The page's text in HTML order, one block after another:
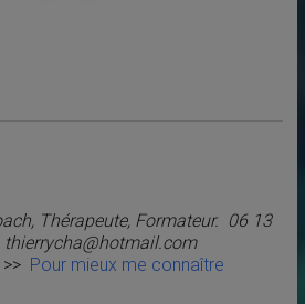
Thérapeute, Formateur. 06 13
Pour mieux me connaître